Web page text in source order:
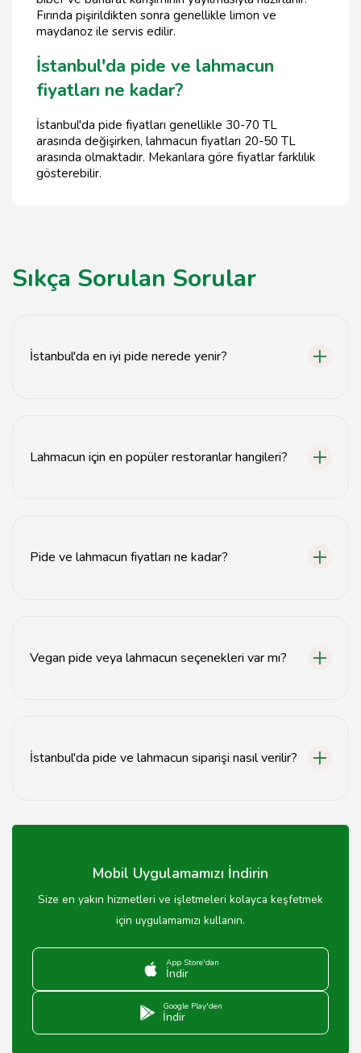
Fırında pişirildikten sonra genellikle limon ve
maydanoz ile servis edilir.
İstanbul'da pide ve lahmacun
fiyatları ne kadar?
İstanbul'da pide fiyatları genellikle 30-70 TL
arasında değişirken, lahmacun fiyatları 20-50 TL
arasında olmaktadır. Mekanlara göre fiyatlar farklılık
gösterebilir.
Sıkça Sorulan Sorular
İstanbul'da en iyi pide nerede yenir?
Lahmacun için en popüler restoranlar hangileri?
Pide ve lahmacun fiyatları ne kadar?
Vegan pide veya lahmacun seçenekleri var mı?
İstanbul'da pide ve lahmacun siparişi nasıl verilir?
sipariş imkanı sunmaktadır. Restoranların web siteleri
Mobil Uygulamamızı İndirin
Size en yakın hizmetleri ve işletmeleri kolayca keşfetmek
için uygulamamızı kullanın.
App Store'dan
İndir
Google Play'den
İndir